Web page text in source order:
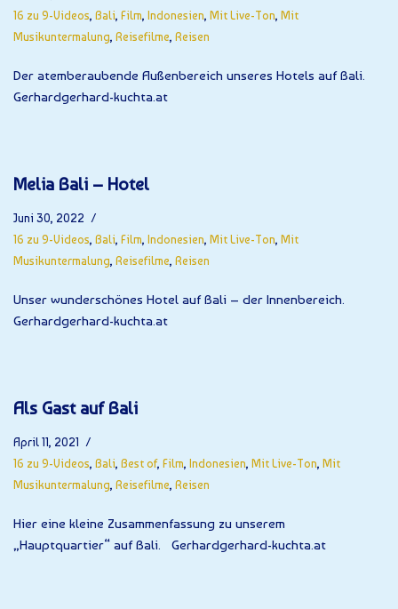
16 zu 9-Videos, Bali, Film, Indonesien, Mit Live-Ton, Mit
Musikuntermalung, Reisefilme, Reisen
Der atemberaubende Außenbereich unseres Hotels auf Bali.
Gerhardgerhard-kuchta.at
Melia Bali – Hotel
Juni 30, 2022
16 zu 9-Videos, Bali, Film, Indonesien, Mit Live-Ton, Mit
Musikuntermalung, Reisefilme, Reisen
Unser wunderschönes Hotel auf Bali – der Innenbereich.
Gerhardgerhard-kuchta.at
Als Gast auf Bali
April 11, 2021
16 zu 9-Videos, Bali, Best of, Film, Indonesien, Mit Live-Ton, Mit
Musikuntermalung, Reisefilme, Reisen
Hier eine kleine Zusammenfassung zu unserem
„Hauptquartier“ auf Bali. Gerhardgerhard-kuchta.at